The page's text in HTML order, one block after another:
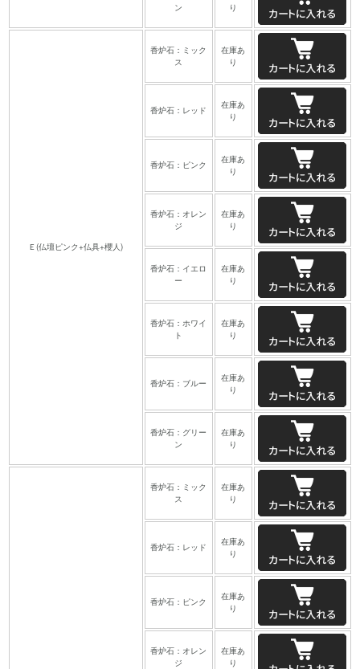
ン
り
Ｅ(仏壇ピンク+仏具+櫻人)
香炉石：ミック
ス
在庫あ
り
香炉石：レッド
在庫あ
り
香炉石：ピンク
在庫あ
り
香炉石：オレン
ジ
在庫あ
り
香炉石：イエロ
ー
在庫あ
り
香炉石：ホワイ
ト
在庫あ
り
香炉石：ブルー
在庫あ
り
香炉石：グリー
ン
在庫あ
り
香炉石：ミック
ス
在庫あ
り
香炉石：レッド
在庫あ
り
香炉石：ピンク
在庫あ
り
香炉石：オレン
ジ
在庫あ
り